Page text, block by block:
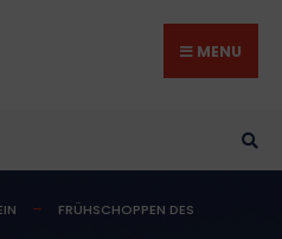
MENU
FRÜHSCHOPPEN DES